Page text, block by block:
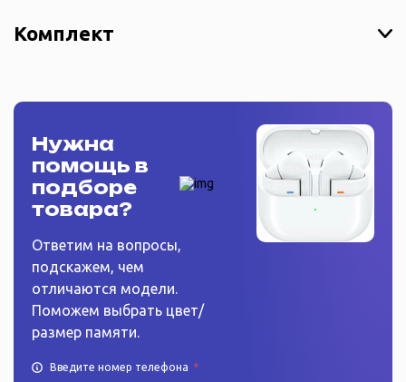
Комплект
Нужна
помощь в
подборе
товара?
Ответим на вопросы,
подскажем, чем
отличаются модели.
Поможем выбрать цвет/
размер памяти.
Введите номер телефона *